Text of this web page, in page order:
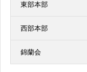
東部本部
西部本部
錦蘭会